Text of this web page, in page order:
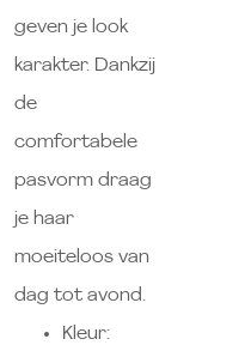
geven je look
karakter. Dankzij
de
comfortabele
pasvorm draag
je haar
moeiteloos van
dag tot avond.
Kleur: